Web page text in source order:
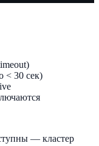
< 30 сек)
— кластер